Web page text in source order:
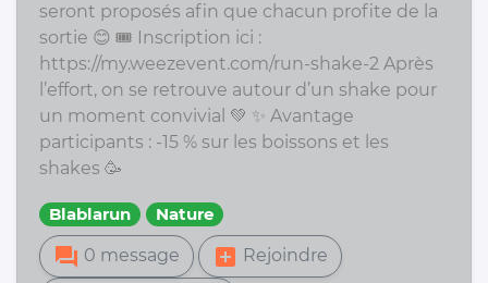
seront proposés afin que chacun profite de la
sortie 😊 🎟️ Inscription ici :
https://my.weezevent.com/run-shake-2 Après
l’effort, on se retrouve autour d’un shake pour
un moment convivial 💚 ✨ Avantage
participants : -15 % sur les boissons et les
shakes 🥳
Blablarun Nature
forum 0 message add_box Rejoindre